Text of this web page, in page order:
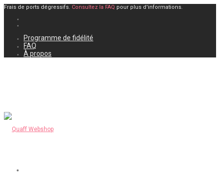
Frais de ports dégressifs. Consultez la FAQ pour plus d'informations.
Programme de fidélité
FAQ
À propos